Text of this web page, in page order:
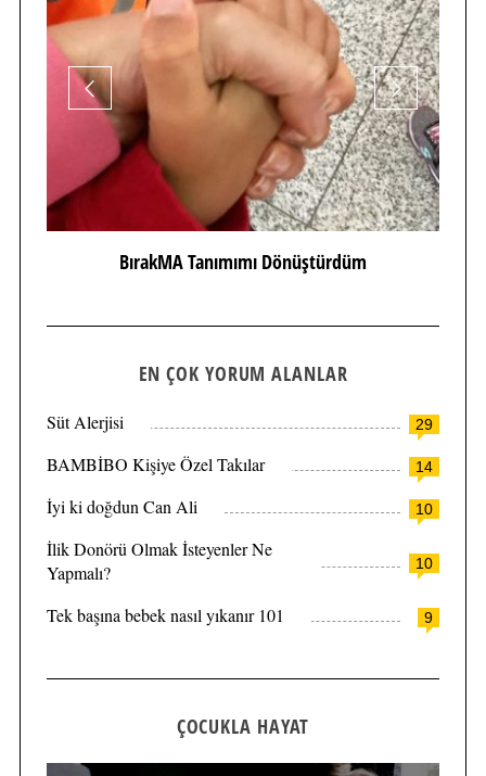
BırakMA Tanımımı Dönüştürdüm
EN ÇOK YORUM ALANLAR
29
Süt Alerjisi
14
BAMBİBO Kişiye Özel Takılar
10
İyi ki doğdun Can Ali
10
İlik Donörü Olmak İsteyenler Ne
Yapmalı?
9
Tek başına bebek nasıl yıkanır 101
ÇOCUKLA HAYAT